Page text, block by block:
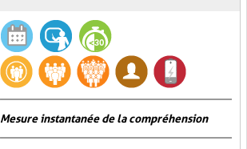
Mesure instantanée de la compréhension